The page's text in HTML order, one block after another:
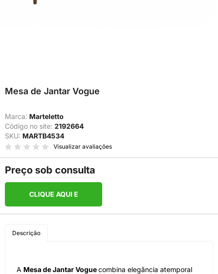
Mesa de Jantar Vogue
Marca: Marteletto
Código no site: 2192664
SKU: MARTB4534
Visualizar avaliações
Preço sob consulta
CLIQUE AQUI E
Descrição
A Mesa de Jantar Voguecombina elegância atemporal